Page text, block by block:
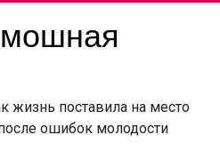
жизнь поставила на место
ошибок молодости